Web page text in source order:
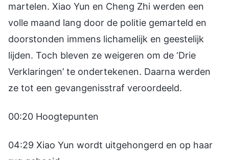
martelen. Xiao Yun en Cheng Zhi werden een
volle maand lang door de politie gemarteld en
doorstonden immens lichamelijk en geestelijk
lijden. Toch bleven ze weigeren om de ‘Drie
Verklaringen’ te ondertekenen. Daarna werden
ze tot een gevangenisstraf veroordeeld.
00:20 Hoogtepunten
04:29 Xiao Yun wordt uitgehongerd en op haar